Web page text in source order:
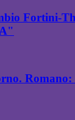
Fortini-